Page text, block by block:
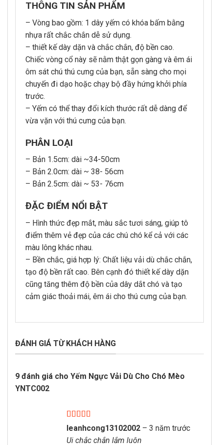
THÔNG TIN SẢN PHẨM
– Vòng bao gồm: 1 dây yếm có khóa bấm bằng
nhựa rất chắc chắn dễ sử dụng.
– thiết kế dày dặn và chắc chắn, độ bền cao.
Chiếc vòng cổ này sẽ nằm thật gọn gàng và êm ái
ôm sát chú thú cưng của bạn, sẵn sàng cho mọi
chuyến đi dạo hoặc chạy bộ đầy hứng khởi phía
trước.
– Yếm có thể thay đổi kích thước rất dễ dàng để
vừa vặn với thú cưng của bạn.
PHÂN LOẠI
– Bản 1.5cm: dài ~34-50cm
– Bản 2.0cm: dài ~ 38- 56cm
– Bản 2.5cm: dài ~ 53- 76cm
ĐẶC ĐIỂM NỔI BẬT
– Hình thức đẹp mắt, màu sắc tươi sáng, giúp tô
điểm thêm vẻ đẹp của các chú chó kể cả với các
màu lông khác nhau.
– Bền chắc, giá hợp lý: Chất liệu vải dù chắc chắn,
tạo độ bền rất cao. Bên cạnh đó thiết kế dày dặn
cũng tăng thêm độ bền của dây dắt chó và tạo
cảm giác thoải mái, êm ái cho thú cưng của bạn.
ĐÁNH GIÁ TỪ KHÁCH HÀNG
9 đánh giá cho Yếm Ngực Vải Dù Cho Chó Mèo
YNTC002
Được xếp
hạng55 sao
leanhcong13102002 – 3 năm trước
Ui chắc chắn lắm luôn